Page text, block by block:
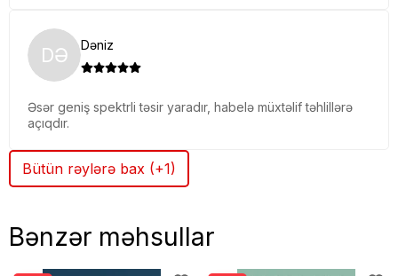
DƏ Dəniz
Əsər geniş spektrli təsir yaradır, habelə müxtəlif təhlillərə
açıqdır.
Bütün rəylərə bax (+1)
Bənzər məhsullar